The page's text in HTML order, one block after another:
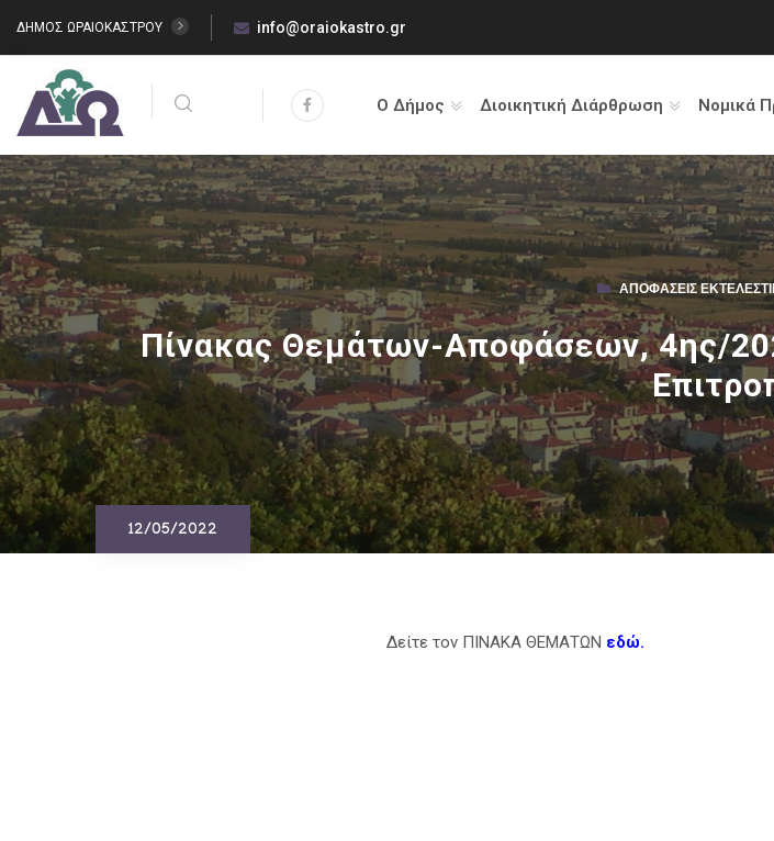
ΔΗΜΟΣ ΩΡΑΙΟΚΑΣΤΡΟΥ info@oraiokastro.gr
Ο Δήμος Διοικητική Διάρθρωση Νομικά
ΑΠΟΦΆΣΕΙΣ
Πίνακας Θεμάτων-Αποφάσεων, 4ης/
12/05/2022
Δείτε τον ΠΙΝΑΚΑ ΘΕΜΑΤΩΝ εδώ.